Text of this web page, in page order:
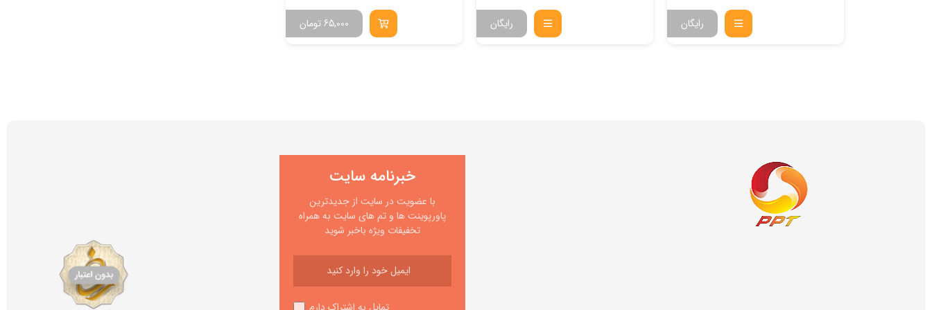
رایگان رایگان تومان 65,000
خبرنامه سایت
با عضویت در سایت از جدیدترین
پاورپوینت ها و تم های سایت به همراه
تخفیفات ویژه باخبر شوید